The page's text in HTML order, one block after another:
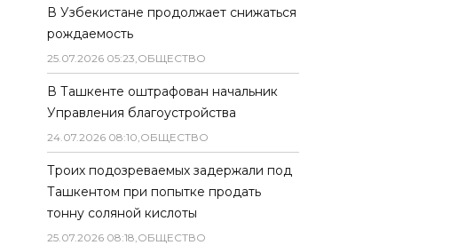
В Узбекистане продолжает снижаться
рождаемость
25.07.2026 05:23,ОБЩЕСТВО
В Ташкенте оштрафован начальник
Управления благоустройства
24.07.2026 08:10,ОБЩЕСТВО
Троих подозреваемых задержали под
Ташкентом при попытке продать
тонну соляной кислоты
25.07.2026 08:18,ОБЩЕСТВО